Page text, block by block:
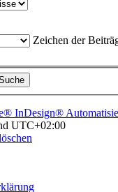
Zeichen der
InDesign®
UTC+02:00